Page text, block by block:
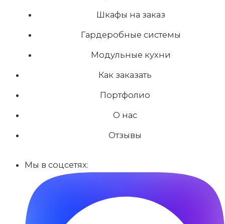
Шкафы на заказ
Гардеробные системы
Модульные кухни
Как заказать
Портфолио
О нас
Отзывы
Мы в соцсетях: